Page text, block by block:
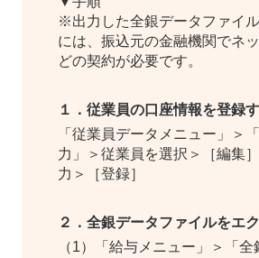
※出力した全銀データファイ
には、振込元の金融機関でネ
どの契約が必要です。
１．従業員の口座情報を登録
「従業員データメニュー」＞
力」＞従業員を選択＞［編集
力＞［登録］
２．全銀データファイルをエ
（1）「給与メニュー」＞「